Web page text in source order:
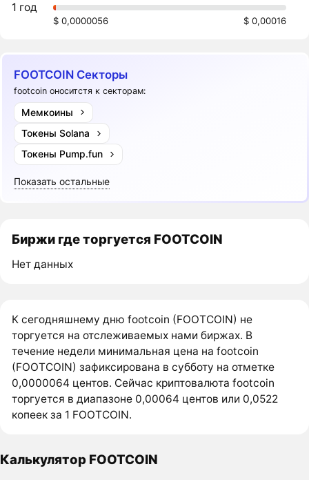
1 год
$ 0,0000056 $ 0,00016
FOOTCOIN Секторы
footcoin оноситстя к секторам:
Мемкоины
Токены Solana
Токены Pump.fun
Показать остальные
Биржи где торгуется FOOTCOIN
Нет данных
К сегодняшнему дню footcoin (FOOTCOIN) не
торгуется на отслеживаемых нами биржах. В
течение недели минимальная цена на footcoin
(FOOTCOIN) зафиксирована в субботу на отметке
0,0000064 центов. Сейчас криптовалюта footcoin
торгуется в диапазоне 0,00064 центов или 0,0522
копеек за 1 FOOTCOIN.
Калькулятор FOOTCOIN